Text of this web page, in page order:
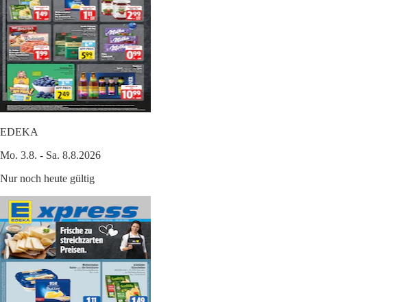
EDEKA
Mo. 3.8. - Sa. 8.8.2026
Nur noch heute gültig